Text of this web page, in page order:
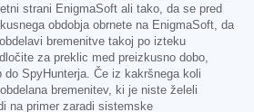
strani EnigmaSoft ali tako, da se pred
obdobja obrnete na EnigmaSoft, da
bremenitve takoj po izteku
za preklic med preizkusno dobo,
do SpyHunterja. Če iz kakršnega koli
bremenitev, ki je niste želeli
na primer zaradi sistemske